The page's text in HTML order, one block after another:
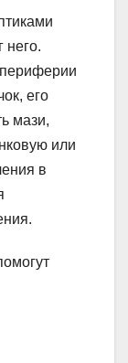
него.
его
мази,
или
в